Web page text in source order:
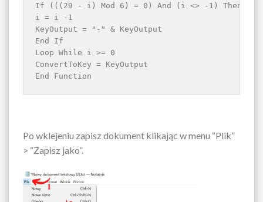
If (((29 - i) Mod 6) = 0) And (i <> -1) Then
i = i -1
KeyOutput = "-" & KeyOutput
End If
Loop While i >= 0
ConvertToKey = KeyOutput
End Function
Po wklejeniu zapisz dokument klikając w menu “Plik”
> “Zapisz jako”.